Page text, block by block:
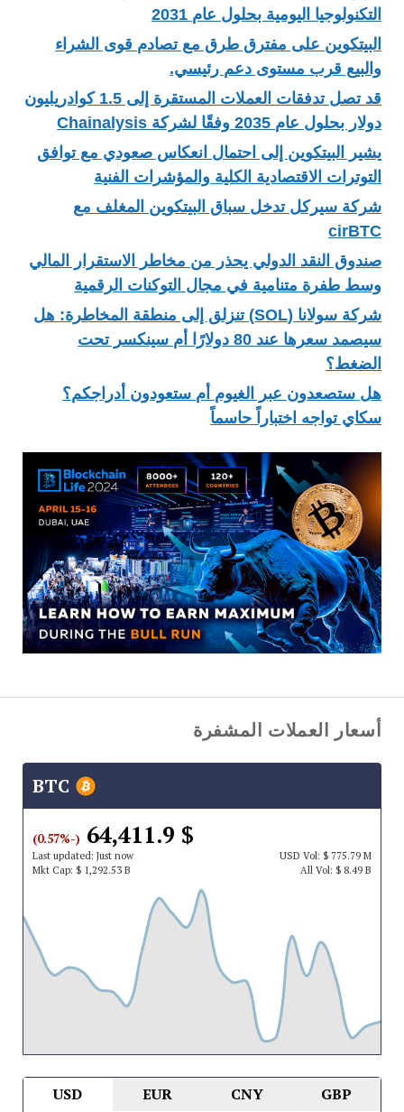
التكنولوجيا اليومية بحلول عام 2031
البيتكوين على مفترق طرق مع تصادم قوى الشراء
والبيع قرب مستوى دعم رئيسي.
قد تصل تدفقات العملات المستقرة إلى 1.5 كوادريليون
دولار بحلول عام 2035 وفقًا لشركة Chainalysis
يشير البيتكوين إلى احتمال انعكاس صعودي مع توافق
التوترات الاقتصادية الكلية والمؤشرات الفنية
شركة سيركل تدخل سباق البيتكوين المغلف مع
cirBTC
صندوق النقد الدولي يحذر من مخاطر الاستقرار المالي
وسط طفرة متنامية في مجال التوكنات الرقمية
شركة سولانا (SOL) تنزلق إلى منطقة المخاطرة: هل
سيصمد سعرها عند 80 دولارًا أم سينكسر تحت
الضغط؟
هل ستصعدون عبر الغيوم أم ستعودون أدراجكم؟
سكاي تواجه اختباراً حاسماً
أسعار العملات المشفرة
$ 64,411.9
(-0.57%)
Last updated: Just now USDVol: $ 775.79 M
Mkt Cap: $ 1,292.53 B All Vol: $ 8.49 B
USD EUR CNY GBP